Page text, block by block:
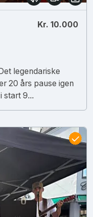
Kr. 10.000
legendariske
20 års pause igen
start 9...